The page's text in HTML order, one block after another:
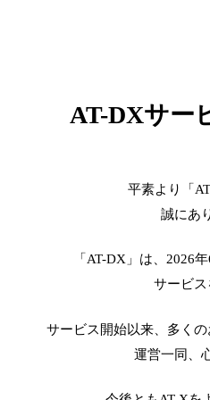
AT-DXサー
平素より「
誠にあ
「AT-DX」は、2026
サービ
サービス開始以来、多く
運営一同、